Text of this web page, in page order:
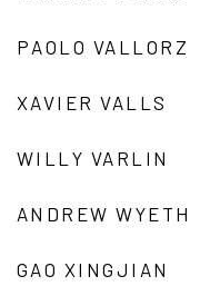
PAOLO VALLORZ
XAVIER VALLS
WILLY VARLIN
ANDREW WYETH
GAO XINGJIAN